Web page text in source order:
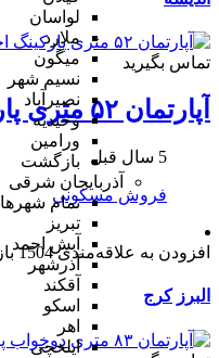
لواسان
ملارد
میگون
نسیم شهر
نصیرآباد
وحیدیه
ورامین
بازگشت
آذربایجان شرقی
تمام شهر‌ها
تبریز
آبش احمد
آذرشهر
آقکند
اسکو
اهر
ایلخچی
تماس بگیرید
آپارتمان ۵۲ متری پارکینگ اختصاصی سند تک برگ
5 سال قبل
فروش مسکونی
افزودن به علاقه‌مندی 1504 بازدید
البرز کرج